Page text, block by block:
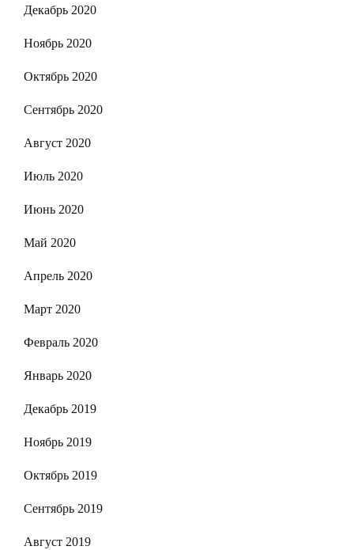
Декабрь 2020
Ноябрь 2020
Октябрь 2020
Сентябрь 2020
Август 2020
Июль 2020
Июнь 2020
Май 2020
Апрель 2020
Март 2020
Февраль 2020
Январь 2020
Декабрь 2019
Ноябрь 2019
Октябрь 2019
Сентябрь 2019
Август 2019